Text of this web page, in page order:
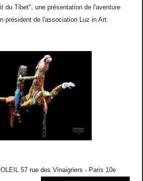
du Tibet", une présentation de l'aventure
président de l'association Luz in Art.
57 rue des Vinaigriers - Paris 10e